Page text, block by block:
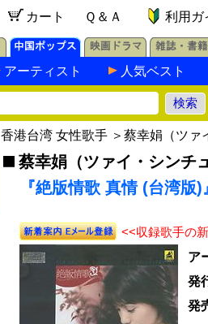
カート Ｑ＆Ａ 利用ガ
アーティスト 人気ベスト
香港台湾 女性歌手 ＞ 蔡幸娟（ツァ
蔡幸娟（ツァイ・シンチ
『絶版情歌 真情 (台湾版
<<収録歌手の
ア
発
発